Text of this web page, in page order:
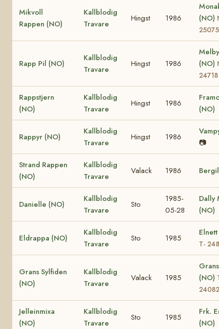
Mikvoll
Rappen (NO)
Kallblodig
Travare
Hingst 1986
(NO)
25075
Rapp Pil (NO)
Kallblodig
Travare
Hingst 1986
(NO)
24718
Rappstjern
(NO)
Kallblodig
Travare
Hingst 1986
(NO)
Rappyr (NO)
Kallblodig
Travare
Hingst 1986
📷
Strand Rappen
(NO)
Kallblodig
Travare
Valack 1986
Danielle (NO)
Kallblodig
Travare
Sto
1985-
05-28
Dally
(NO)
Eldrappa (NO)
Kallblodig
Travare
Sto 1985
T-
Grans Sylfiden
(NO)
Kallblodig
Travare
Valack 1985
(NO)
24082
Jelleinmixa
(NO)
Kallblodig
Travare
Sto 1985
Frk.
(NO)